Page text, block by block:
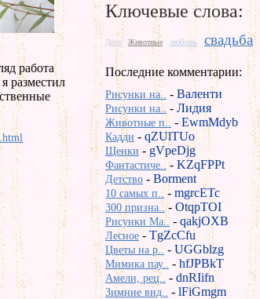
работа
разместил
Ключевые слова:
Дети Животные любовь свадьба
Последние комментарии:
Рисунки на.. - Валенти
Рисунки на.. - Лидия
Животные п.. - EwmMdyb
Кадди - qZUlTUo
Щенки - gVpeDjg
Фантастиче..- KZqFPPt
Детство - Borment
10 самых п..- mgrcETc
300 призна..- OtqpTOI
Рисунки Ma.. - qakjOXB
Лесное - TgZcCfu
Цветы на р.. - UGGblzg
Мимика пау.. - hfJPBkT
Амели, рец.. - dnRIifn
Зимние вид.. - lFiGmgm